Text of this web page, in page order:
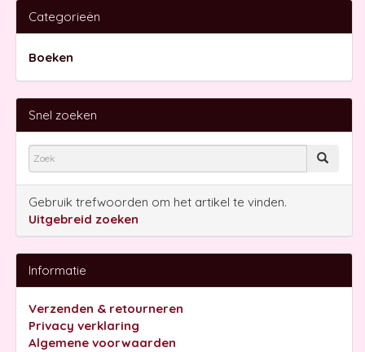
Categorieën
Boeken
Snel zoeken
Gebruik trefwoorden om het artikel te vinden.
Uitgebreid zoeken
Informatie
Verzenden & retourneren
Privacy verklaring
Algemene voorwaarden